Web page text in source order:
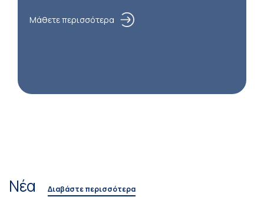
Μάθετε περισσότερα
Νέα Διαβάστε περισσότερα